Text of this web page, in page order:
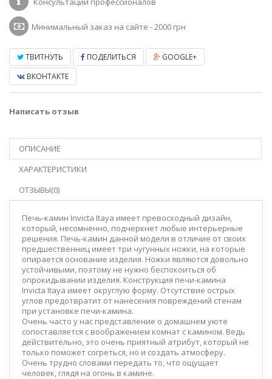
Минимальный заказ на сайте - 2000 грн
ТВИТНУТЬ ПОДЕЛИТЬСЯ
GOOGLE+
ВКОНТАКТЕ
Написать отзыв
ОПИСАНИЕ
ХАРАКТЕРИСТИКИ
ОТЗЫВЫ(0)
Печь-камин Invicta Itaya имеет превосходный дизайн,
который, несомненно, подчеркнет любые интерьерные
решения. Печь-камин данной модели в отличие от своих
предшественниц имеет три чугунных ножки, на которые
опирается основание изделия. Ножки являются довольно
устойчивыми, поэтому не нужно беспокоиться об
опрокидывании изделия. Конструкция печи-камина
Invicta Itaya имеет округлую форму. Отсутствие острых
углов предотвратит от нанесения повреждений стенам
при установке печи-камина.
Очень часто у нас представление о домашнем уюте
сопоставляется с воображением комнат с камином. Ведь
действительно, это очень приятный атрибут, который не
только поможет согреться, но и создать атмосферу.
Очень трудно словами передать то, что ощущает
человек, глядя на огонь в камине.